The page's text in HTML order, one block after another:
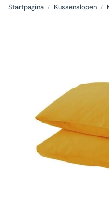
Startpagina Kussenslopen